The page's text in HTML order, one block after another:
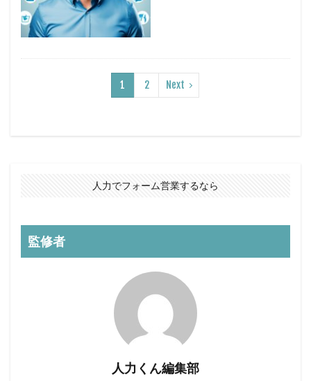
1 2 Next
人力でフォーム営業するなら
監修者
人力くん編集部